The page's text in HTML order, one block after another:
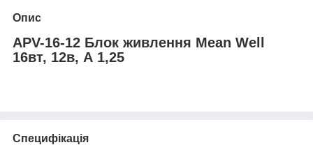
Опис
APV-16-12 Блок живлення Mean Well
16вт, 12в, А 1,25
Специфікація